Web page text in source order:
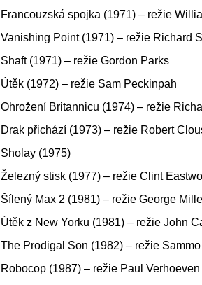
Francouzská spojka (1971) – režie
Vanishing Point (1971) – režie Richard
Shaft (1971) – režie Gordon Parks
Útěk (1972) – režie Sam Peckinpah
Ohrožení Britannicu (1974) – režie
Drak přichází (1973) – režie Robert
Sholay (1975)
Železný stisk (1977) – režie Clint
Šílený Max 2 (1981) – režie George
Útěk z New Yorku (1981) – režie John
The Prodigal Son (1982) – režie
Robocop (1987) – režie Paul Verhoeven